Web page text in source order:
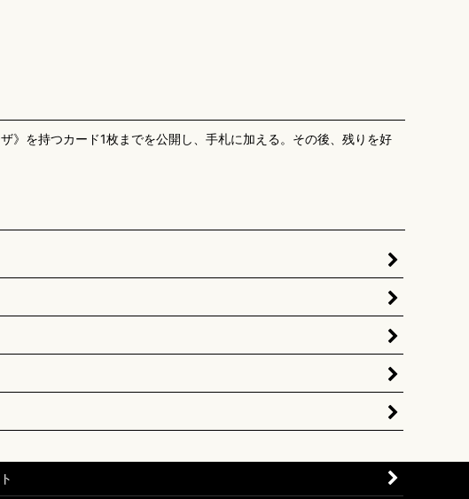
》を持つカード1枚までを公開し、手札に加える。その後、残りを好